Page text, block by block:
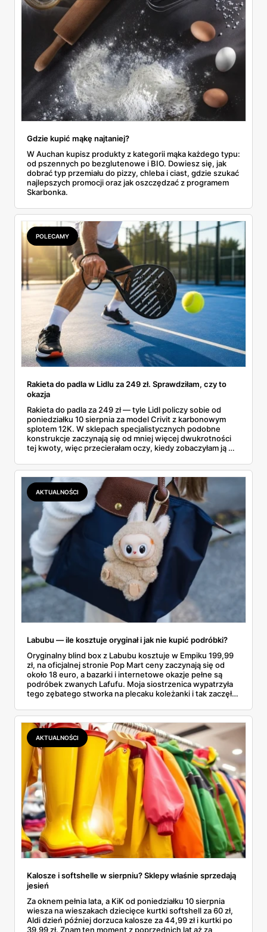
Gdzie kupić mąkę najtaniej?
W Auchan kupisz produkty z kategorii mąka każdego typu:
od pszennych po bezglutenowe i BIO. Dowiesz się, jak
dobrać typ przemiału do pizzy, chleba i ciast, gdzie szukać
najlepszych promocji oraz jak oszczędzać z programem
Skarbonka.
POLECAMY
Rakieta do padla w Lidlu za 249 zł. Sprawdziłam, czy to
okazja
Rakieta do padla za 249 zł — tyle Lidl policzy sobie od
poniedziałku 10 sierpnia za model Crivit z karbonowym
splotem 12K. W sklepach specjalistycznych podobne
konstrukcje zaczynają się od mniej więcej dwukrotności
tej kwoty, więc przecierałam oczy, kiedy zobaczyłam ją w
najszybciej rosnący sport w Polsce: kortów przybywa
lawinowo, a chętnych jeszcze szybciej. Sprawdziłam, co
dokładnie dostajemy za te pieniądze i komu taka rakieta
faktycznie wystarczy.
AKTUALNOŚCI
Labubu — ile kosztuje oryginał i jak nie kupić podróbki?
Oryginalny blind box z Labubu kosztuje w Empiku 199,99
zł, na oficjalnej stronie Pop Mart ceny zaczynają się od
około 18 euro, a bazarki i internetowe okazje pełne są
podróbek zwanych Lafufu. Moja siostrzenica wypatrzyła
tego zębatego stworka na plecaku koleżanki i tak zaczęło
kosztuje i po czym poznać, że sprzedawca nie wciska nam
podróbki. Spisałam wszystko, czego się dowiedziałam —
łącznie z jedną wpadką, o której za chwilę.
AKTUALNOŚCI
Kalosze i softshelle w sierpniu? Sklepy właśnie sprzedają
jesień
Za oknem pełnia lata, a KiK od poniedziałku 10 sierpnia
wiesza na wieszakach dziecięce kurtki softshell za 60 zł,
Aldi dzień później dorzuca kalosze za 44,99 zł i kurtki po
39,99 zł. Znam ten moment z poprzednich lat aż za